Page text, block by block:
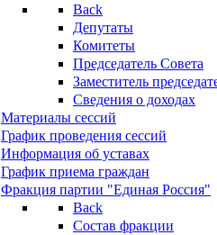
Back
Депутаты
Комитеты
Председатель Совета
Заместитель
Сведения о доходах
Материалы сессий
График проведения сессий
Информация об уставах
График приема граждан
Фракция партии "Единая Россия"
Back
Состав фракции